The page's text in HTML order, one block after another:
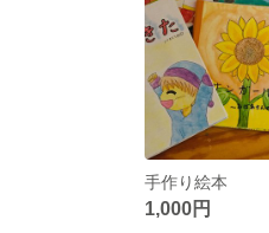
手作り絵本
1,000円